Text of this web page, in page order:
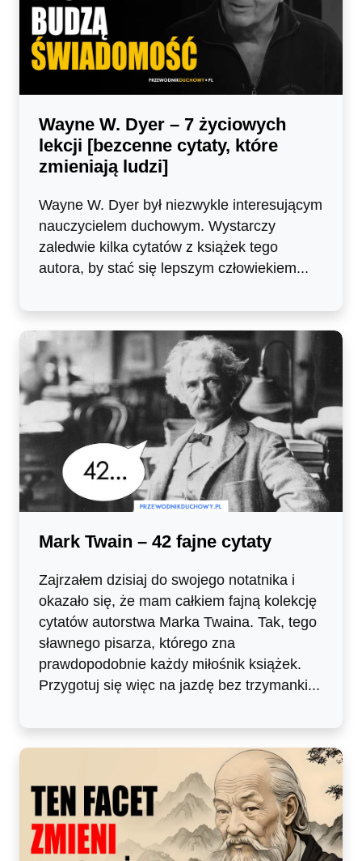
Wayne W. Dyer – 7 życiowych
lekcji [bezcenne cytaty, które
zmieniają ludzi]
Wayne W. Dyer był niezwykle interesującym
nauczycielem duchowym. Wystarczy
zaledwie kilka cytatów z książek tego
autora, by stać się lepszym człowiekiem...
Mark Twain – 42 fajne cytaty
Zajrzałem dzisiaj do swojego notatnika i
okazało się, że mam całkiem fajną kolekcję
cytatów autorstwa Marka Twaina. Tak, tego
sławnego pisarza, którego zna
prawdopodobnie każdy miłośnik książek.
Przygotuj się więc na jazdę bez trzymanki...